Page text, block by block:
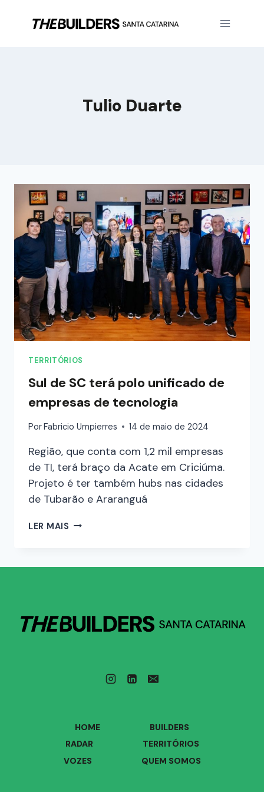
Tulio Duarte
TERRITÓRIOS
Sul de SC terá polo unificado de
empresas de tecnologia
PorFabricio Umpierres 14 de maio de 2024
Região, que conta com 1,2 mil empresas
de TI, terá braço da Acate em Criciúma.
Projeto é ter também hubs nas cidades
de Tubarão e Araranguá
LER MAIS
HOME
BUILDERS
RADAR
TERRITÓRIOS
VOZES
QUEM SOMOS